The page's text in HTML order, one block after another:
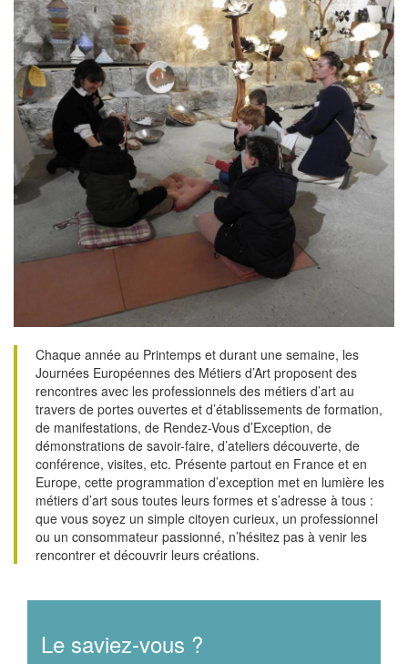
Chaque année au Printemps et durant une semaine, les
Journées Européennes des Métiers d’Art proposent des
rencontres avec les professionnels des métiers d’art au
travers de portes ouvertes et d’établissements de formation,
de manifestations, de Rendez-Vous d’Exception, de
démonstrations de savoir-faire, d’ateliers découverte, de
conférence, visites, etc. Présente partout en France et en
Europe, cette programmation d’exception met en lumière les
métiers d’art sous toutes leurs formes et s’adresse à tous :
que vous soyez un simple citoyen curieux, un professionnel
ou un consommateur passionné, n’hésitez pas à venir les
rencontrer et découvrir leurs créations.
Le saviez-vous ?